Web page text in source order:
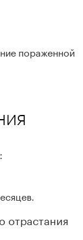
пораженной
отрастания